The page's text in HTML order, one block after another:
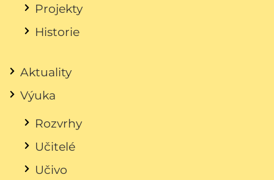
Projekty
Historie
Aktuality
Výuka
Rozvrhy
Učitelé
Učivo